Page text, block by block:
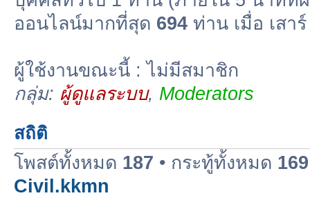
ออนไลน์มากที่สุด 694 ท่าน เมื่อ เสา
ผู้ใช้งานขณะนี้ : ไม่มีสมาชิก
กลุ่ม: ผู้ดูแลระบบ, Moderators
สถิติ
โพสต์ทั้งหมด 187 • กระทู้ทั้งหมด 169
Civil.kkmn